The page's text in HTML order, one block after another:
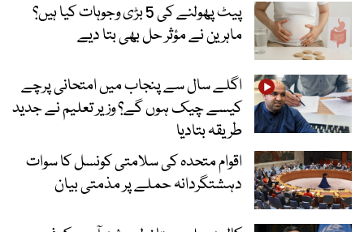
پیٹ پھولنے کی 5 بڑی وجوہات کیا ہیں؟
ماہرین نے مؤثر حل بھی بتا دیے
اگلے سال سے پنجاب میں امتحانی پرچے
کیسے چیک ہوں گے؟ وزیر تعلیم نے جدید
طریقہ بتادیا
اقوام متحدہ کی سلامتی کونسل کا سوات
دہشتگردانہ حملے پر مذمتی بیان